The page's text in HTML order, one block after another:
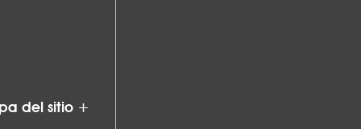
del sitio +